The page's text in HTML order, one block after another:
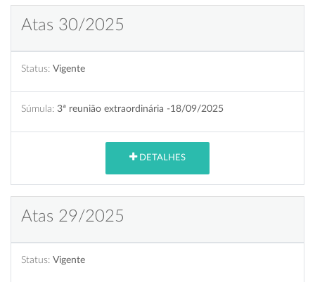
Atas 30/2025
Status: Vigente
Súmula: 3ª reunião extraordinária -18/09/2025
DETALHES
Atas 29/2025
Status: Vigente